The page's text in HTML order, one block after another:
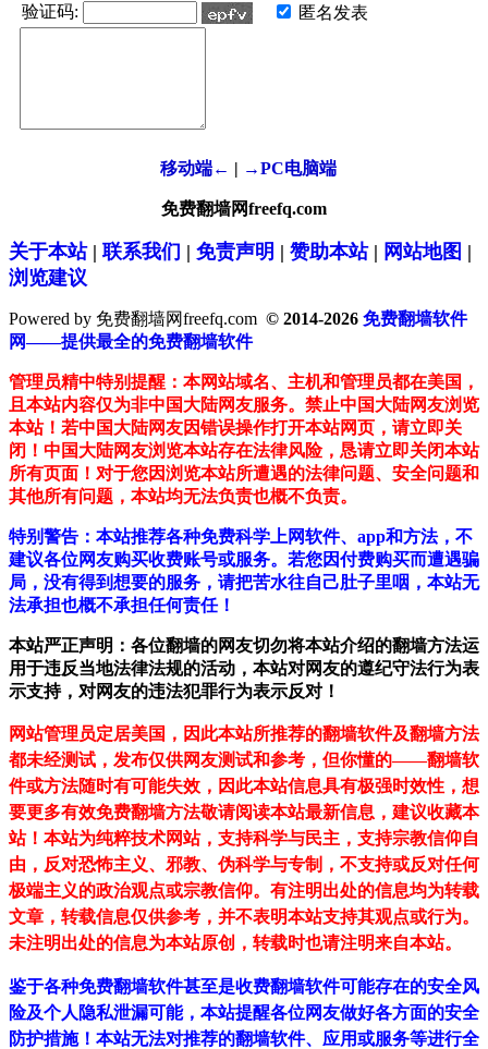
验证码: 匿名发表
移动端← | →PC电脑端
免费翻墙网freefq.com
关于本站| 联系我们 | 免责声明 | 赞助本站| 网站地图 |
浏览建议
Powered by 免费翻墙网freefq.com © 2014-2026 免费翻墙软件
网——提供最全的免费翻墙软件
管理员精中特别提醒：本网站域名、主机和管理员都在美国，
且本站内容仅为非中国大陆网友服务。禁止中国大陆网友浏览
本站！若中国大陆网友因错误操作打开本站网页，请立即关
闭！中国大陆网友浏览本站存在法律风险，恳请立即关闭本站
所有页面！对于您因浏览本站所遭遇的法律问题、安全问题和
其他所有问题，本站均无法负责也概不负责。
特别警告：本站推荐各种免费科学上网软件、app和方法，不
建议各位网友购买收费账号或服务。若您因付费购买而遭遇骗
局，没有得到想要的服务，请把苦水往自己肚子里咽，本站无
法承担也概不承担任何责任！
本站严正声明：各位翻墙的网友切勿将本站介绍的翻墙方法运
用于违反当地法律法规的活动，本站对网友的遵纪守法行为表
示支持，对网友的违法犯罪行为表示反对！
网站管理员定居美国，因此本站所推荐的翻墙软件及翻墙方法
都未经测试，发布仅供网友测试和参考，但你懂的——翻墙软
件或方法随时有可能失效，因此本站信息具有极强时效性，想
要更多有效免费翻墙方法敬请阅读本站最新信息，建议收藏本
站！ 本站为纯粹技术网站，支持科学与民主，支持宗教信仰自
由，反对恐怖主义、邪教、伪科学与专制，不支持或反对任何
极端主义的政治观点或宗教信仰。有注明出处的信息均为转载
文章，转载信息仅供参考，并不表明本站支持其观点或行为。
未注明出处的信息为本站原创，转载时也请注明来自本站。
鉴于各种免费翻墙软件甚至是收费翻墙软件可能存在的安全风
险及个人隐私泄漏可能，本站提醒各位网友做好各方面的安全
防护措施！本站无法对推荐的翻墙软件、应用或服务等进行全